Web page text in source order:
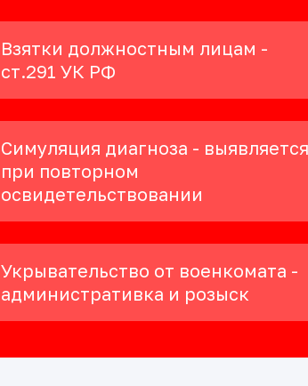
Взятки должностным лицам -
ст.291 УК РФ
Симуляция диагноза - выявляется
при повторном
освидетельствовании
Укрывательство от военкомата -
административка и розыск